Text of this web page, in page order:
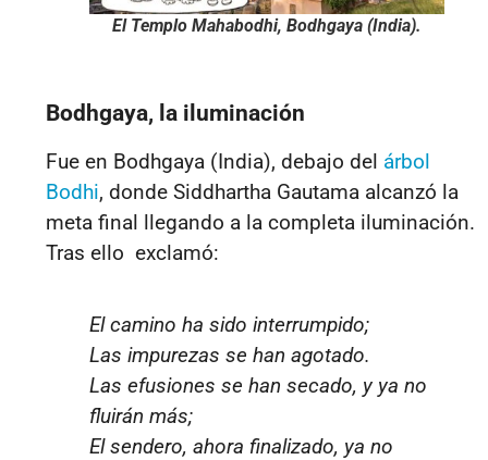
El Templo Mahabodhi, Bodhgaya (India).
Bodhgaya, la iluminación
Fue en Bodhgaya (India), debajo del árbol
Bodhi, donde Siddhartha Gautama alcanzó la
meta final llegando a la completa iluminación.
Tras ello exclamó:
El camino ha sido interrumpido;
Las impurezas se han agotado.
Las efusiones se han secado, y ya no
fluirán más;
El sendero, ahora finalizado, ya no